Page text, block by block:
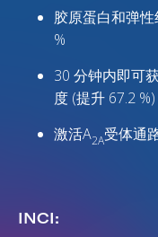
胶原蛋白和弹
%
30 分钟内即可
度 (提升 67.2 %)
激活A2A受体通
INCI: